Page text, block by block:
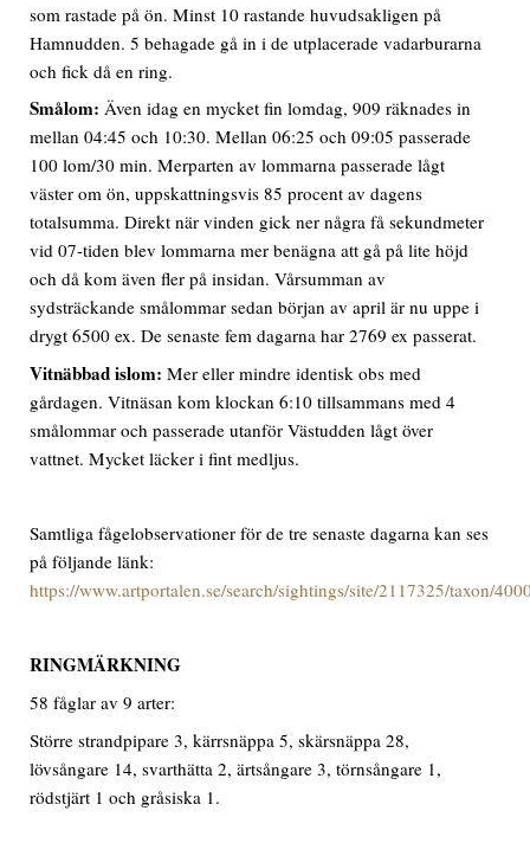
som rastade på ön. Minst 10 rastande huvudsakligen på
Hamnudden. 5 behagade gå in i de utplacerade vadarburarna
och fick då en ring.
Smålom:Även idag en mycket fin lomdag, 909 räknades in
mellan 04:45 och 10:30. Mellan 06:25 och 09:05 passerade
100 lom/30 min. Merparten av lommarna passerade lågt
väster om ön, uppskattningsvis 85 procent av dagens
totalsumma. Direkt när vinden gick ner några få sekundmeter
vid 07-tiden blev lommarna mer benägna att gå på lite höjd
och då kom även fler på insidan. Vårsumman av
sydsträckande smålommar sedan början av april är nu uppe i
drygt 6500 ex. De senaste fem dagarna har 2769 ex passerat.
Vitnäbbad islom:Mer eller mindre identisk obs med
gårdagen. Vitnäsan kom klockan 6:10 tillsammans med 4
smålommar och passerade utanför Västudden lågt över
vattnet. Mycket läcker i fint medljus.
Samtliga fågelobservationer för de tre senaste dagarna kan ses
på följande länk:
https://www.artportalen.se/search/sightings/site/2117325/taxon/
RINGMÄRKNING
58 fåglar av 9 arter:
Större strandpipare 3, kärrsnäppa 5, skärsnäppa 28,
lövsångare 14, svarthätta 2, ärtsångare 3, törnsångare 1,
rödstjärt 1 och gråsiska 1.